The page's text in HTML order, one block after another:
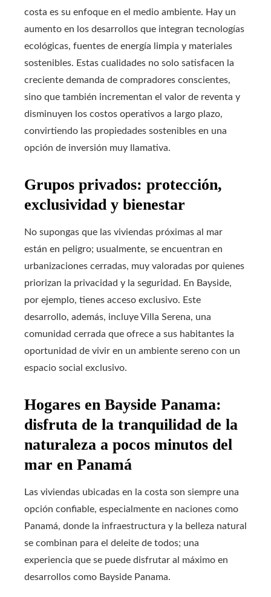
costa es su enfoque en el medio ambiente. Hay un
aumento en los desarrollos que integran tecnologías
ecológicas, fuentes de energía limpia y materiales
sostenibles. Estas cualidades no solo satisfacen la
creciente demanda de compradores conscientes,
sino que también incrementan el valor de reventa y
disminuyen los costos operativos a largo plazo,
convirtiendo las propiedades sostenibles en una
opción de inversión muy llamativa.
Grupos privados: protección,
exclusividad y bienestar
No supongas que las viviendas próximas al mar
están en peligro; usualmente, se encuentran en
urbanizaciones cerradas, muy valoradas por quienes
priorizan la privacidad y la seguridad. En Bayside,
por ejemplo, tienes acceso exclusivo. Este
desarrollo, además, incluye Villa Serena, una
comunidad cerrada que ofrece a sus habitantes la
oportunidad de vivir en un ambiente sereno con un
espacio social exclusivo.
Hogares en Bayside Panama:
disfruta de la tranquilidad de la
naturaleza a pocos minutos del
mar en Panamá
Las viviendas ubicadas en la costa son siempre una
opción confiable, especialmente en naciones como
Panamá, donde la infraestructura y la belleza natural
se combinan para el deleite de todos; una
experiencia que se puede disfrutar al máximo en
desarrollos como Bayside Panama.